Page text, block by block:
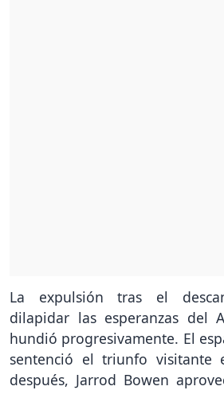
La expulsión tras el
dilapidar las esperanzas del
hundió progresivamente. El
sentenció el triunfo
después, Jarrod Bowen